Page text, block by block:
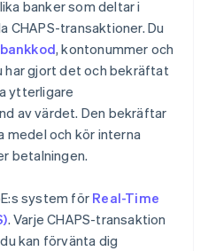
banker som deltar i
CHAPS-transaktioner. Du
bankkod, kontonummer och
har gjort det och bekräftat
ytterligare
av värdet. Den bekräftar
medel och kör interna
betalningen.
system för Real-Time
. Varje CHAPS-transaktion
kan förvänta dig